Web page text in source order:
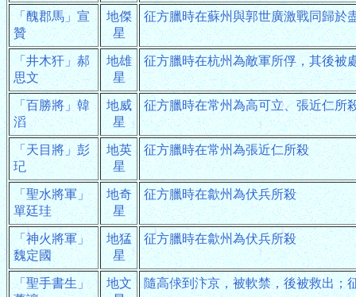
「醜郡馬」宣
贊
地傑
星
征方臘時在蘇州與郭世廣激戰同歸於
「井木犴」郝
思文
地雄
星
征方臘時在杭州為敵軍所俘，其後被
「百勝將」韓
滔
地威
星
征方臘時在常州為高可立、張近仁所
「天目將」彭
玘
地英
星
征方臘時在常州為張近仁所殺
「聖水將軍」
單廷珪
地奇
星
征方臘時在歙州為伏兵所殺
「神火將軍」
魏定國
地猛
星
征方臘時在歙州為伏兵所殺
「聖手書生」
地文
隨高俅到汴京，被軟禁，後被救出；